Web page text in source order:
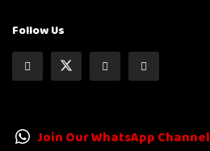
Follow Us
Join Our WhatsApp Channel